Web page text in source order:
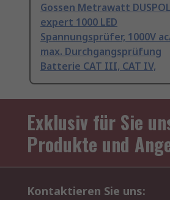
Gossen Metrawatt DUSPOL
expert 1000 LED
Spannungsprüfer, 1000V
max. Durchgangsprüfung
Batterie CAT III, CAT IV,
Exklusiv für Sie
Produkte und
Kontaktieren Sie uns: